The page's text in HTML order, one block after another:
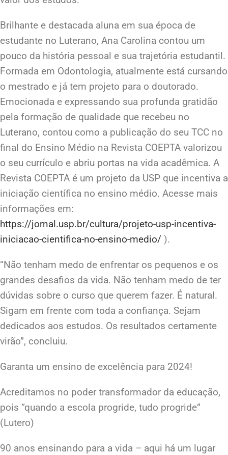
Brilhante e destacada aluna em sua época de
estudante no Luterano, Ana Carolina contou um
pouco da história pessoal e sua trajetória estudantil.
Formada em Odontologia, atualmente está cursando
o mestrado e já tem projeto para o doutorado.
Emocionada e expressando sua profunda gratidão
pela formação de qualidade que recebeu no
Luterano, contou como a publicação do seu TCC no
final do Ensino Médio na Revista COEPTA valorizou
o seu currículo e abriu portas na vida acadêmica. A
Revista COEPTA é um projeto da USP que incentiva a
iniciação científica no ensino médio. Acesse mais
informações em:
https://jornal.usp.br/cultura/projeto-usp-incentiva-
iniciacao-cientifica-no-ensino-medio/ ).
“Não tenham medo de enfrentar os pequenos e os
grandes desafios da vida. Não tenham medo de ter
dúvidas sobre o curso que querem fazer. É natural.
Sigam em frente com toda a confiança. Sejam
dedicados aos estudos. Os resultados certamente
virão”, concluiu.
Garanta um ensino de excelência para 2024!
Acreditamos no poder transformador da educação,
pois “quando a escola progride, tudo progride”
(Lutero)
90 anos ensinando para a vida – aqui há um lugar